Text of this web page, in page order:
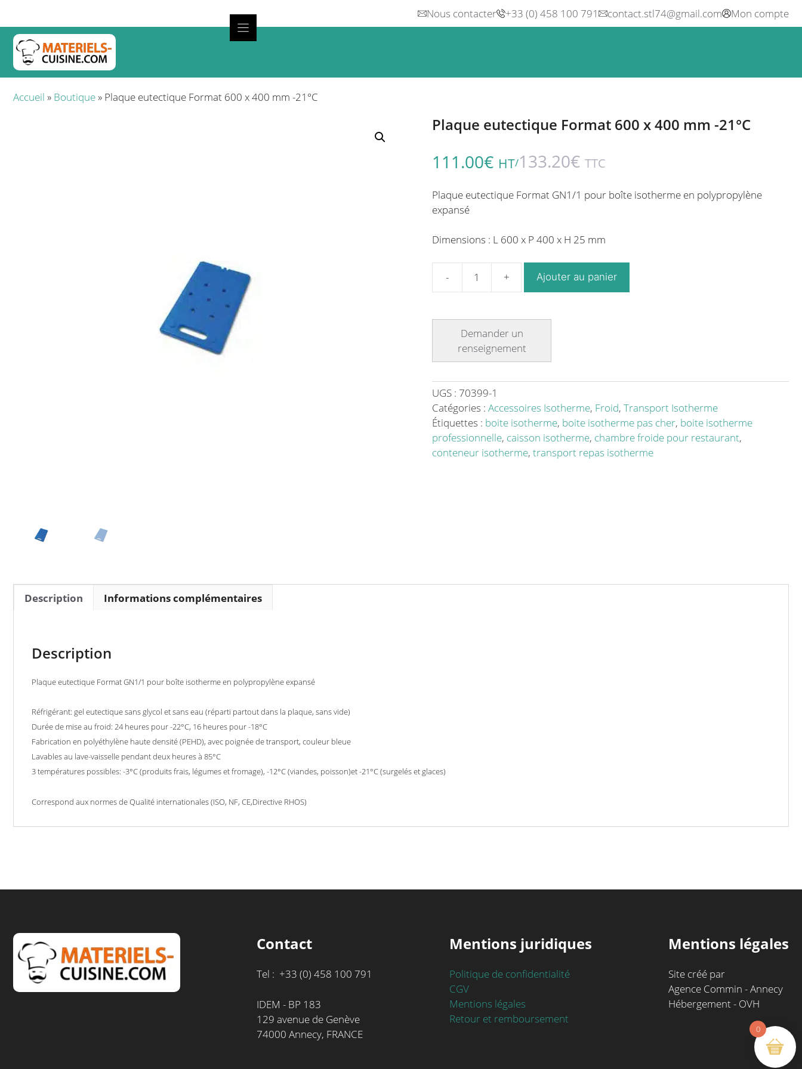
contenu
Nous contacter +33 (0) 458 100 791 contact.stl74@gmail.com Mon compte
Accueil » Boutique» Plaque eutectique Format 600 x 400 mm -21°C
Plaque eutectique Format 600 x 400 mm -21°C
111.00€ HT/133.20€ TTC
Plaque eutectique Format GN1/1 pour boîte isotherme en polypropylène
expansé
Dimensions : L 600 x P 400 x H 25 mm
eutectique
Format
600
400
mm
-21°C
Ajouter au panier
UGS : 70399-1
Catégories : Accessoires Isotherme, Froid, Transport Isotherme
Étiquettes : boite isotherme, boite isotherme pas cher, boite isotherme
professionnelle, caisson isotherme, chambre froide pour restaurant,
conteneur isotherme, transport repas isotherme
Description Informations complémentaires
Description
Plaque eutectique Format GN1/1 pour boîte isotherme en polypropylène expansé
Réfrigérant: gel eutectique sans glycol et sans eau (réparti partout dans la plaque, sans vide)
Durée de mise au froid: 24 heures pour -22°C, 16 heures pour -18°C
Fabrication en polyéthylène haute densité (PEHD), avec poignée de transport, couleur bleue
Lavables au lave-vaisselle pendant deux heures à 85°C
3 températures possibles: -3°C (produits frais, légumes et fromage), -12°C (viandes, poisson)et -21°C (surgelés et glaces)
Correspond aux normes de Qualité internationales (ISO, NF, CE,Directive RHOS)
Contact
Tel : +33 (0) 458 100 791
IDEM - BP 183
129 avenue de Genève
74000 Annecy, FRANCE
Mentions juridiques
Politique de confidentialité
CGV
Mentions légales
Retour et remboursement
Mentions légales
Site créé par
Agence Commin - Annecy
Hébergement - OVH
0